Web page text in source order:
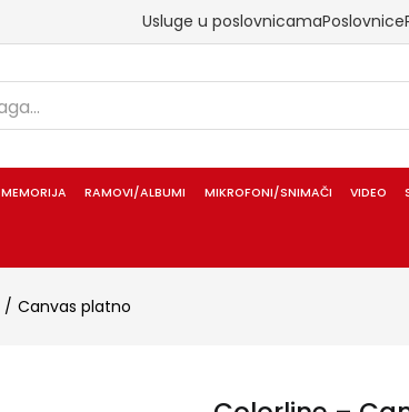
Usluge u poslovnicamaPoslovnice
MEMORIJA RAMOVI/ALBUMI MIKROFONI/SNIMAČI VIDEO
Canvas platno